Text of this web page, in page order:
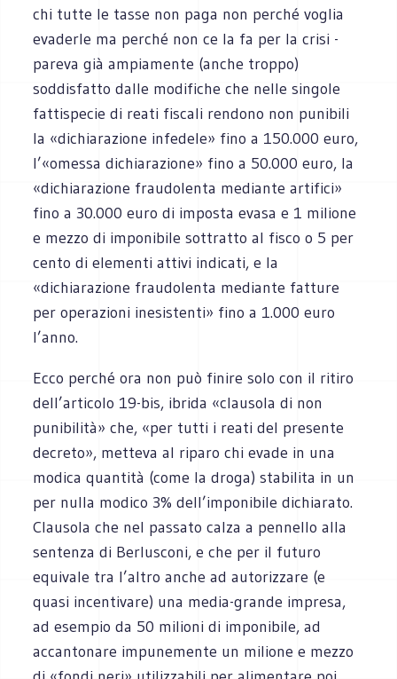
chi tutte le tasse non paga non perché voglia
evaderle ma perché non ce la fa per la crisi -
pareva già ampiamente (anche troppo)
soddisfatto dalle modifiche che nelle singole
fattispecie di reati fiscali rendono non punibili
la «dichiarazione infedele» fino a 150.000 euro,
l’«omessa dichiarazione» fino a 50.000 euro, la
«dichiarazione fraudolenta mediante artifici»
fino a 30.000 euro di imposta evasa e 1 milione
e mezzo di imponibile sottratto al fisco o 5 per
cento di elementi attivi indicati, e la
«dichiarazione fraudolenta mediante fatture
per operazioni inesistenti» fino a 1.000 euro
l’anno.
Ecco perché ora non può finire solo con il ritiro
dell’articolo 19-bis, ibrida «clausola di non
punibilità» che, «per tutti i reati del presente
decreto», metteva al riparo chi evade in una
modica quantità (come la droga) stabilita in un
per nulla modico 3% dell’imponibile dichiarato.
Clausola che nel passato calza a pennello alla
sentenza di Berlusconi, e che per il futuro
equivale tra l’altro anche ad autorizzare (e
quasi incentivare) una media-grande impresa,
ad esempio da 50 milioni di imponibile, ad
accantonare impunemente un milione e mezzo